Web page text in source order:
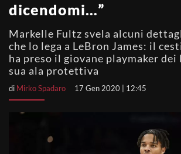
dicendomi…”
Markelle Fultz svela alcuni
che lo lega a LeBron James: il
ha preso il giovane playmaker
sua ala protettiva
di Mirko Spadaro 17 Gen 2020 | 12:45